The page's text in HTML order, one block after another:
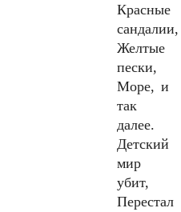
Красные
сандалии,
Желтые
пески,
Море, и
так
далее.
Детский
мир
убит,
Перестал